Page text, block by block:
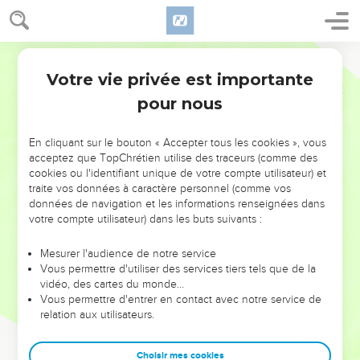
NE MANQUEZ PAS L’ÉVÉNEMENT
DE L’ANNÉE !
ET SI LEURS ERREURS POUVAIENT VOUS ÉVITER LES
VOTRES ?
leur foi ou leur vision. Mais on voit moins les doutes, les erreurs
et les saisons difficiles qu'ils ont traversés, alors même que ce
sont elles qui les ont façonnés.
Dans cette conférence, leaders, entrepreneurs, et responsables
clés pour avancer avec plus de sagesse afin que leurs erreurs
Votre vie privée est importante
pour nous
En cliquant sur le bouton « Accepter tous les cookies », vous
acceptez que TopChrétien utilise des traceurs (comme des
cookies ou l'identifiant unique de votre compte utilisateur) et
traite vos données à caractère personnel (comme vos
données de navigation et les informations renseignées dans
votre compte utilisateur) dans les buts suivants :
Mesurer l'audience de notre service
Vous permettre d'utiliser des services tiers tels que de la
vidéo, des cartes du monde…
Vous permettre d'entrer en contact avec notre service de
relation aux utilisateurs.
Choisir mes cookies